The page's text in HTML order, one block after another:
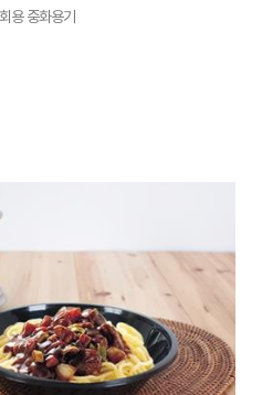
용 중화용기